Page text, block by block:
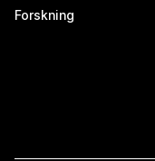
Forskning